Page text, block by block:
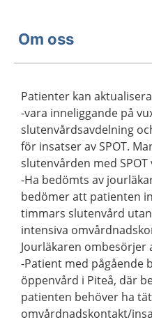
Om oss
Patienter kan
-vara inneliggande på
slutenvårdsavdelning
för insatser av SPOT.
slutenvården med
-Ha bedömts av
bedömer att patienten
timmars slutenvård
intensiva
Jourläkaren ombesörjer
-Patient med pågående
öppenvård i Piteå, där
patienten behöver ha
omvårdnadskontakt/